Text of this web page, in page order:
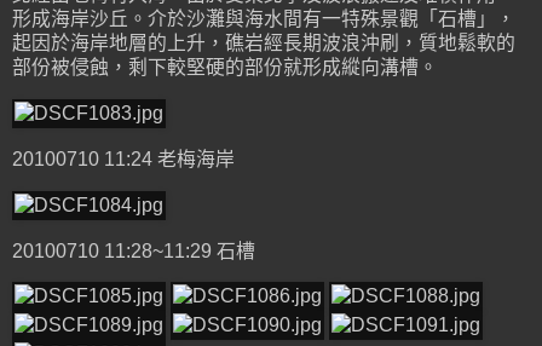
形成海岸沙丘。介於沙灘與海水間有一特殊景觀「石槽」，
起因於海岸地層的上升，礁岩經長期波浪沖刷，質地鬆軟的
部份被侵蝕，剩下較堅硬的部份就形成縱向溝槽。
20100710 11:24 老梅海岸
20100710 11:28~11:29 石槽